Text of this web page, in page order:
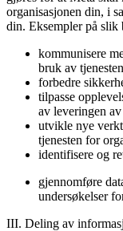
organisasjonen din, i
din. Eksempler på slik
kommunisere
bruk av tjenesten
forbedre
tilpasse
av leveringen av
utvikle nye
tjenesten for
identifisere og
gjennomføre
undersøkelser
III. Deling av